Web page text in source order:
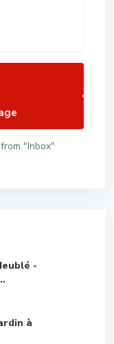
"Inbox"
-
à